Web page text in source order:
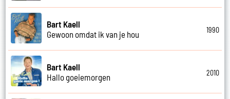
Bart Kaell
Gewoon omdat ik van je hou
1990
Bart Kaell
Hallo goeiemorgen
2010